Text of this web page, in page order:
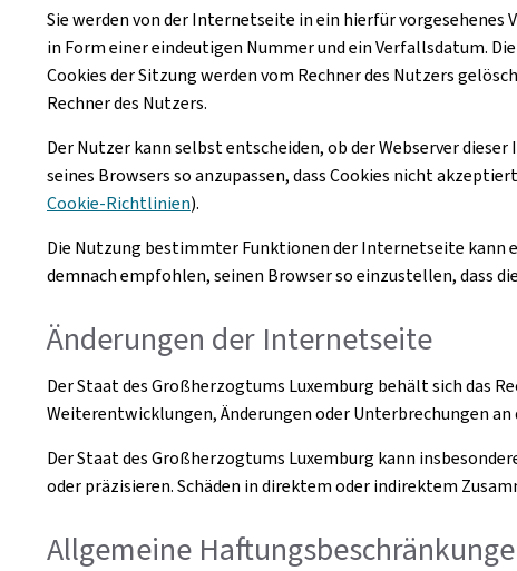
Sie werden von der Internetseite in ein hierfür vorgesehenes
in Form einer eindeutigen Nummer und ein Verfallsdatum.
Cookiesder Sitzung werden vom Rechner des Nutzers
Rechner des Nutzers.
Der Nutzer kann selbst entscheiden, ob der Webserver
seines Browsers so anzupassen, dassCookies nicht
Cookie-Richtlinien).
Die Nutzung bestimmter Funktionen der Internetseite kann
demnach empfohlen, seinen Browser so einzustellen, dass die
Änderungen der Internetseite
Der Staat des Großherzogtums Luxemburg behält sich das
Weiterentwicklungen, Änderungen oder Unterbrechungen
Der Staat des Großherzogtums Luxemburg kann
oder präzisieren. Schäden in direktem oder indirektem
Allgemeine